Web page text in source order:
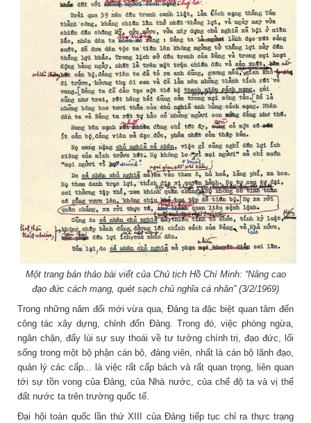
Một trang bản thảo bài viết của Chủ tịch Hồ Chí Minh: “Nâng cao
đạo đức cách mạng, quét sạch chủ nghĩa cá nhân” (3/2/1969)
Trong những năm đổi mới vừa qua, Đảng ta đặc biệt quan tâm đến
công tác xây dựng, chỉnh đốn Đảng. Trong đó, việc phòng ngừa,
ngăn chặn, đẩy lùi sự suy thoái về tư tưởng chính trị, đạo đức, lối
sống trong một bộ phận cán bộ, đảng viên, nhất là cán bộ lãnh đạo,
quản lý các cấp... là việc rất cấp bách và rất quan trọng, liên quan
tới sự tồn vong của Đảng, của Nhà nước, của chế độ ta và vị thế
đất nước ta trên trường quốc tế.
Đại hội toàn quốc lần thứ XIII của Đảng tiếp tục chỉ ra thực trạng